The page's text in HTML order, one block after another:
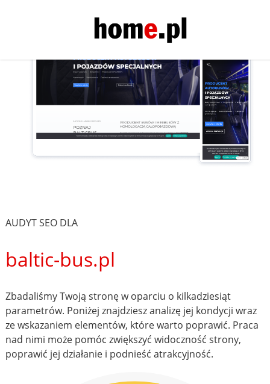
AUDYT SEO DLA
baltic-bus.pl
Zbadaliśmy Twoją stronę w oparciu o kilkadziesiąt
parametrów. Poniżej znajdziesz analizę jej kondycji wraz
ze wskazaniem elementów, które warto poprawić. Praca
nad nimi może pomóc zwiększyć widoczność strony,
poprawić jej działanie i podnieść atrakcyjność.